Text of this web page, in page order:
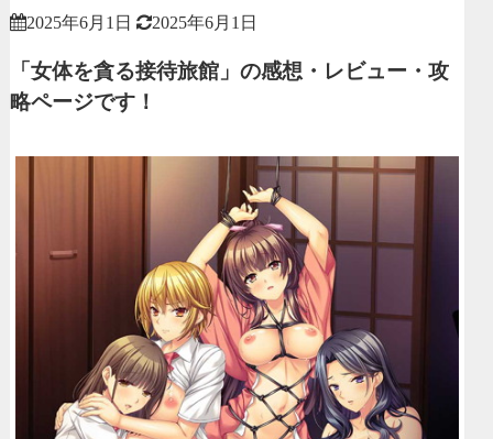
2025年6月1日 2025年6月1日
「女体を貪る接待旅館」の感想・レビュー・攻
略ページです！